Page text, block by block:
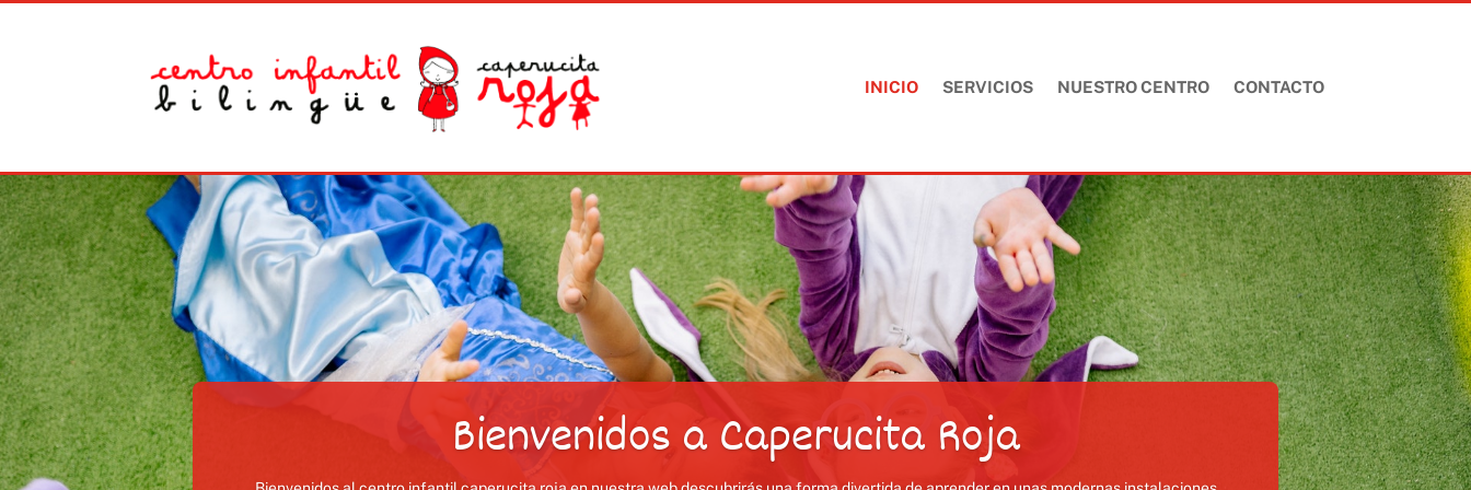
INICIO SERVICIOS NUESTRO CENTRO CONTACTO
Bienvenidos a Caperucita Roja